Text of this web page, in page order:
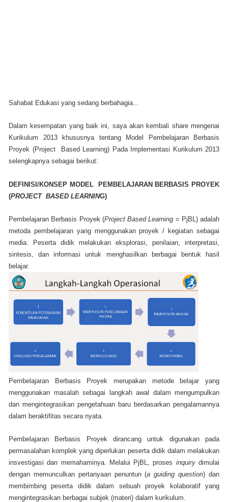
Sahabat Edukasi yang sedang berbahagia...
Dalam kesempatan yang baik ini, saya akan kembali share mengenai
Kurikulum 2013 khususnya tentang Model Pembelajaran Berbasis
Proyek (Project
Based Learning) Pada Implementasi Kurikulum 2013
selengkapnya sebagai berikut:
DEFINISI/KONSEP MODEL PEMBELAJARAN BERBASIS PROYEK
(PROJECT BASED LEARNING)
Pembelajaran Berbasis Proyek (Project Based Learning = PjBL) adalah
metoda pembelajaran yang menggunakan proyek / kegiatan sebagai
media . Peserta didik melakukan eksplorasi, penilaian, interpretasi,
sintesis, dan informasi untuk menghasilkan berbagai bentuk hasil
belajar.
Pembelajaran Berbasis Proyek merupakan metode belajar yang
menggunakan masalah sebagai langkah awal dalam mengumpulkan
dan mengintegrasikan pengetahuan baru berdasarkan pengalamannya
dalam beraktifitas secara nyata.
Pembelajaran Berbasis Proyek dirancang untuk digunakan pada
permasalahan komplek yang diperlukan peserta didik dalam melakukan
insvestigasi dan memahaminya. Melalui PjBL, proses inquirydimulai
dengan memunculkan pertanyaan penuntun (a guiding question) dan
membimbing peserta didik dalam sebuah proyek kolaboratif yang
mengintegrasikan berbagai subjek (materi) dalam kurikulum.